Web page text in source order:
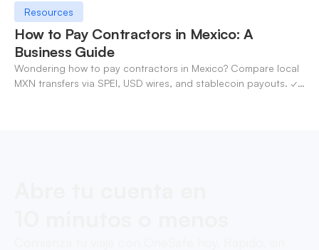
Resources
How to Pay Contractors in Mexico: A
Business Guide
Wondering how to pay contractors in Mexico? Compare local
MXN transfers via SPEI, USD wires, and stablecoin payouts. ✓